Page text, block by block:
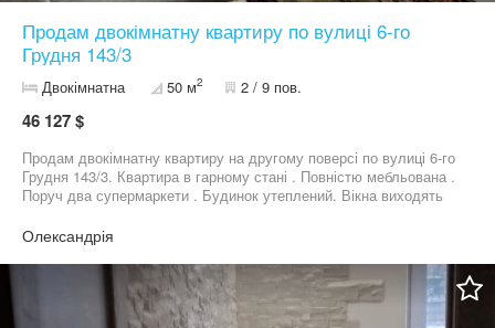
Продам двокімнатну квартиру по вулиці 6-го
Грудня 143/3
Двокімнатна 50 м2 2 / 9 пов.
46 127 $
Продам двокімнатну квартиру на другому поверсі по вулиці 6-го
Грудня 143/3. Квартира в гарному стані . Повністю мебльована .
Поруч два супермаркети . Будинок утеплений. Вікна виходять
Олександрія